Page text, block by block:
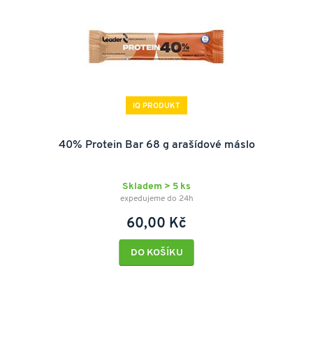
IQ PRODUKT
40% Protein Bar 68 g arašídové máslo
Skladem > 5 ks
expedujeme do 24h
60,00 Kč
DO KOŠÍKU